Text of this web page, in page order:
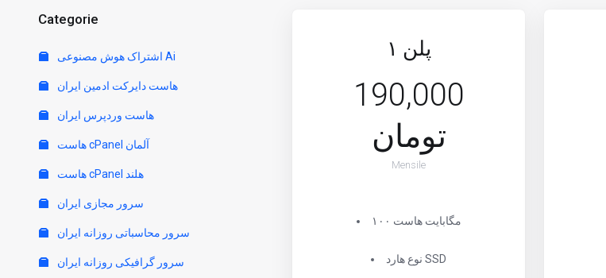
Categorie
اشتراک هوش مصنوعی Ai
هاست دایرکت ادمین ایران
هاست وردپرس ایران
هاست cPanel آلمان
هاست cPanel هلند
سرور مجازی ایران
سرور محاسباتی روزانه ایران
سرور گرافیکی روزانه ایران
پلن ١
190,000
تومان
Mensile
۱۰۰ مگابایت هاست
نوع هارد SSD